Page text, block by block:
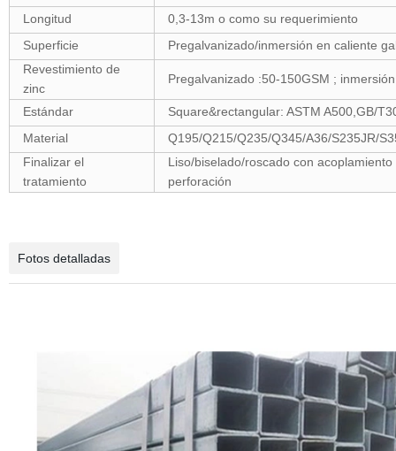
Longitud
0,3-13m o como su requerimiento
Superficie
Pregalvanizado/inmersión en caliente
Revestimiento de
zinc
Pregalvanizado :50-150GSM ;
Estándar
Square&rectangular: ASTM A500,GB/
Material
Q195/Q215/Q235/Q345/A36/S235JR/
Finalizar el
tratamiento
Liso/biselado/roscado con
perforación
Fotos detalladas